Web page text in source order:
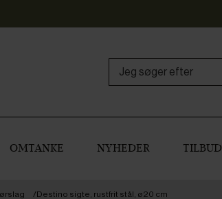
OMTANKE NYHEDER TILBUD
Destino sigte, rustfrit stål, ø20 cm